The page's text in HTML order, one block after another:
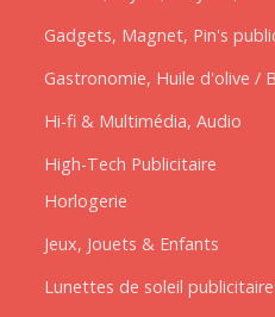
Gadgets, Magnet, Pin's
Gastronomie, Huile d'olive /
Hi-fi & Multimédia, Audio
High-Tech Publicitaire
Horlogerie
Jeux, Jouets & Enfants
Lunettes de soleil